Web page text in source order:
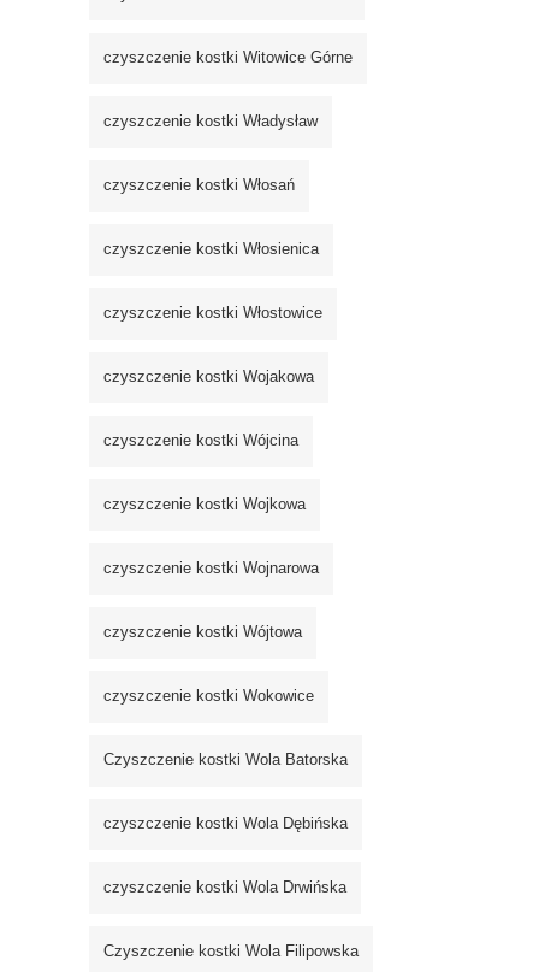
czyszczenie kostki Witowice Górne
czyszczenie kostki Władysław
czyszczenie kostki Włosań
czyszczenie kostki Włosienica
czyszczenie kostki Włostowice
czyszczenie kostki Wojakowa
czyszczenie kostki Wójcina
czyszczenie kostki Wojkowa
czyszczenie kostki Wojnarowa
czyszczenie kostki Wójtowa
czyszczenie kostki Wokowice
Czyszczenie kostki Wola Batorska
czyszczenie kostki Wola Dębińska
czyszczenie kostki Wola Drwińska
Czyszczenie kostki Wola Filipowska